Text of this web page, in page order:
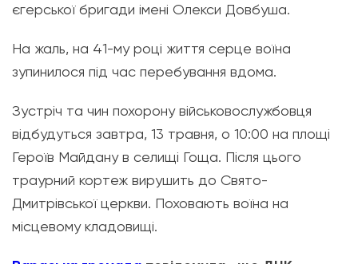
єгерської бригади імені Олекси Довбуша.
На жаль, на 41-му році життя серце воїна
зупинилося під час перебування вдома.
Зустріч та чин похорону військовослужбовця
відбудуться завтра, 13 травня, о 10:00 на площі
Героїв Майдану в селищі Гоща. Після цього
траурний кортеж вирушить до Свято-
Дмитрівської церкви. Поховають воїна на
місцевому кладовищі.